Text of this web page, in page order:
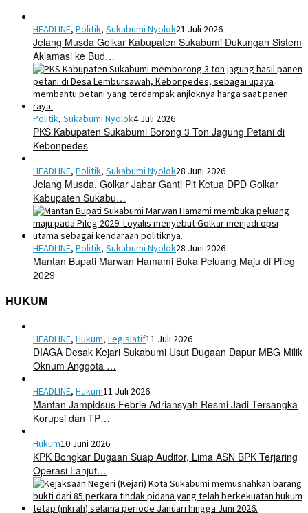
HEADLINE, Politik, Sukabumi Nyolok21 Juli 2026
Jelang Musda Golkar Kabupaten Sukabumi Dukungan Sistem
Aklamasi ke Bud…
Politik, Sukabumi Nyolok4 Juli 2026
PKS Kabupaten Sukabumi Borong 3 Ton Jagung Petani di
Kebonpedes
HEADLINE, Politik, Sukabumi Nyolok28 Juni 2026
Jelang Musda, Golkar Jabar Ganti Plt Ketua DPD Golkar
Kabupaten Sukabu…
HEADLINE, Politik, Sukabumi Nyolok28 Juni 2026
Mantan Bupati Marwan Hamami Buka Peluang Maju di Pileg
2029
HUKUM
HEADLINE, Hukum, Legislatif11 Juli 2026
DIAGA Desak Kejari Sukabumi Usut Dugaan Dapur MBG Milik
Oknum Anggota …
HEADLINE, Hukum11 Juli 2026
Mantan Jampidsus Febrie Adriansyah Resmi Jadi Tersangka
Korupsi dan TP…
Hukum10 Juni 2026
KPK Bongkar Dugaan Suap Auditor, Lima ASN BPK Terjaring
Operasi Lanjut…